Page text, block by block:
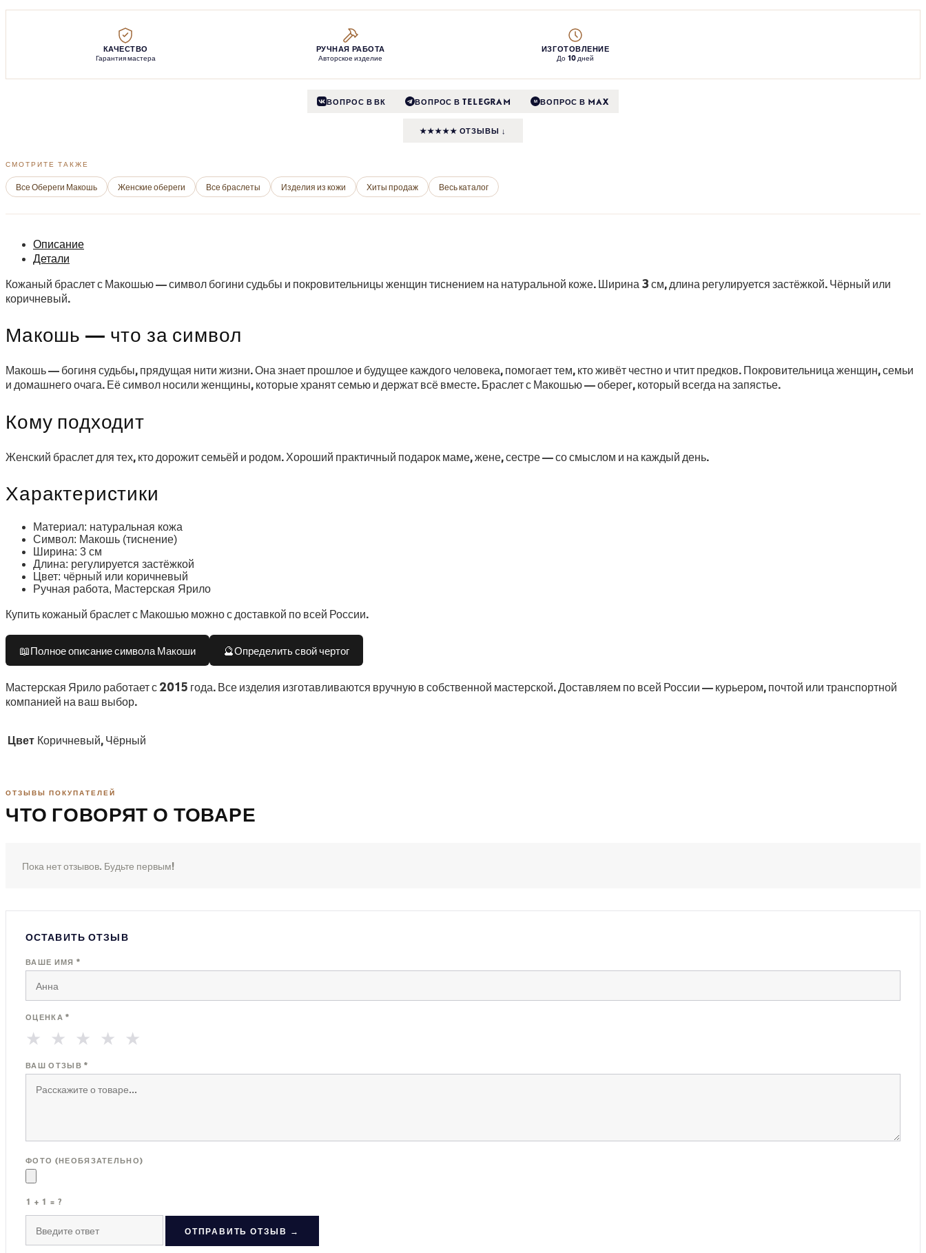
КАЧЕСТВО
Гарантия мастера
РУЧНАЯ РАБОТА
Авторское изделие
ИЗГОТОВЛЕНИЕ
До 10 дней
ВОПРОС В ВК ВОПРОС В TELEGRAM M ВОПРОС В MAX
★★★★★ ОТЗЫВЫ ↓
СМОТРИТЕ ТАКЖЕ
Все Обереги Макошь Женские обереги Все браслеты Изделия из кожи Хиты продаж Весь каталог
Описание
Детали
Кожаный браслет с Макошью — символ богини судьбы и покровительницы женщин тиснением на натуральной коже. Ширина 3 см, длина регулируется застёжкой. Чёрный или
коричневый.
Макошь — что за символ
Макошь — богиня судьбы, прядущая нити жизни. Она знает прошлое и будущее каждого человека, помогает тем, кто живёт честно и чтит предков. Покровительница женщин, семьи
и домашнего очага. Её символ носили женщины, которые хранят семью и держат всё вместе. Браслет с Макошью — оберег, который всегда на запястье.
Кому подходит
Женский браслет для тех, кто дорожит семьёй и родом. Хороший практичный подарок маме, жене, сестре — со смыслом и на каждый день.
Характеристики
Материал: натуральная кожа
Символ: Макошь (тиснение)
Ширина: 3 см
Длина: регулируется застёжкой
Цвет: чёрный или коричневый
Ручная работа, Мастерская Ярило
Купить кожаный браслет с Макошью можно с доставкой по всей России.
📖Полное описание символа Макоши 🔮Определить свой чертог
Мастерская Ярило работает с 2015 года. Все изделия изготавливаются вручную в собственной мастерской. Доставляем по всей России — курьером, почтой или транспортной
компанией на ваш выбор.
Цвет Коричневый, Чёрный
ОТЗЫВЫ ПОКУПАТЕЛЕЙ
ЧТО ГОВОРЯТ О ТОВАРЕ
Пока нет отзывов. Будьте первым!
ОСТАВИТЬ ОТЗЫВ
ВАШЕ ИМЯ *
ОЦЕНКА *
★ ★ ★ ★ ★
ВАШ ОТЗЫВ *
ФОТО (НЕОБЯЗАТЕЛЬНО)
1 + 1 = ?
ОТПРАВИТЬ ОТЗЫВ →